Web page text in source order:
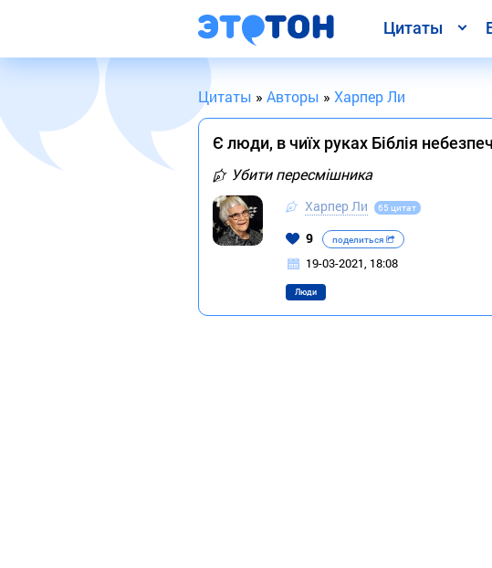
Цитаты
Цитаты » Авторы » Харпер Ли
Є люди, в чиїх руках Біблія
Убити пересмішника
Харпер Ли 65 цитат
9 поделиться
19-03-2021, 18:08
Люди